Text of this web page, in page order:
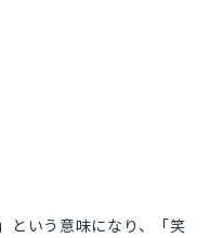
という意味になり、「笑